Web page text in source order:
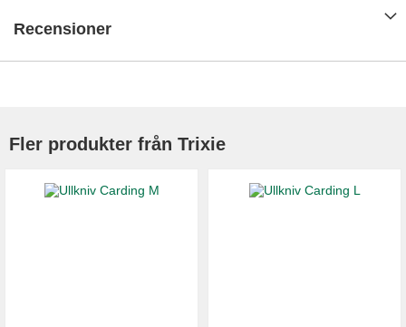
Recensioner
Fler produkter från Trixie